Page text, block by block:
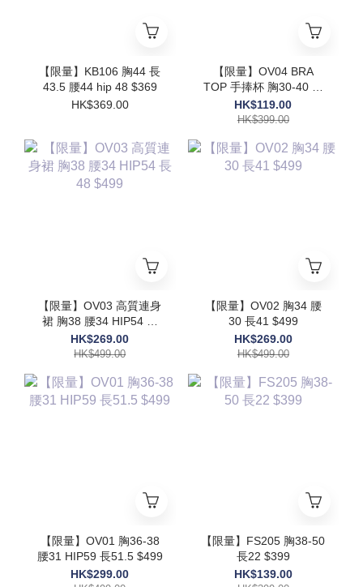
【限量】KB106 胸44 長
43.5 腰44 hip 48 $369
HK$369.00
【限量】OV04 BRA
TOP 手捧杯 胸30-40 長
17.5$399
HK$119.00
HK$399.00
【限量】OV03 高質連身
裙 胸38 腰34 HIP54 長
48 $499
HK$269.00
HK$499.00
【限量】OV02 胸34 腰
30 長41 $499
HK$269.00
HK$499.00
【限量】OV01 胸36-38
腰31 HIP59 長51.5 $499
HK$299.00
【限量】FS205 胸38-50
長22 $399
HK$139.00